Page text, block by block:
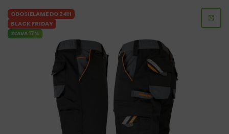
ODOSIELAME DO 24H
BLACK FRIDAY
ZĽAVA 17%